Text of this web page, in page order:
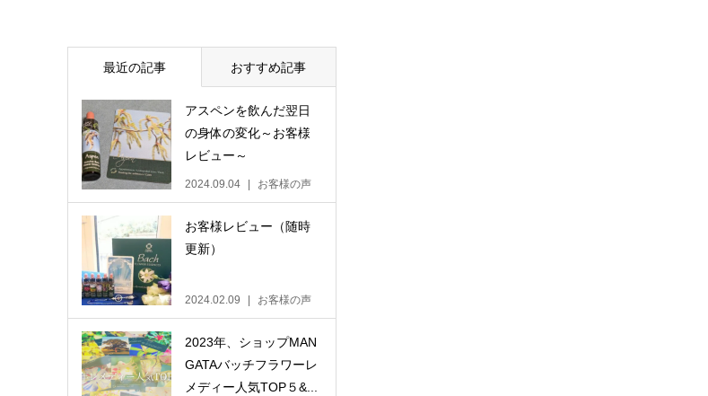
最近の記事 おすすめ記事
アスペンを飲んだ翌日
の身体の変化～お客様
レビュー～
2024.09.04 お客様の声
お客様レビュー（随時
更新）
2024.02.09 お客様の声
2023年、ショップMAN
GATAバッチフラワーレ
メディー人気TOP５&...